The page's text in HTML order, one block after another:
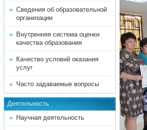
Сведения об образовательной
организации
Внутренняя система оценки
качества образования
Качество условий оказания
услуг
Часто задаваемые вопросы
Деятельность
Научная деятельность